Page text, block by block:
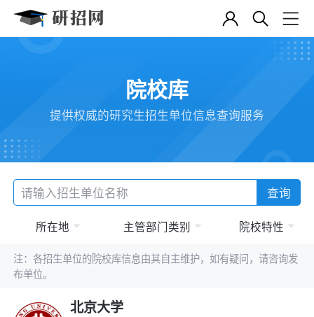
院校库
提供权威的研究生招生单位信息查询服务
查询
所在地 主管部门类别 院校特性
注：各招生单位的院校库信息由其自主维护，如有疑问，请咨询发
布单位。
北京大学